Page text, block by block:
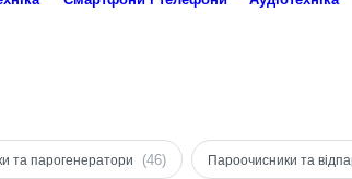
та парогенератори (46) Пароочисники та